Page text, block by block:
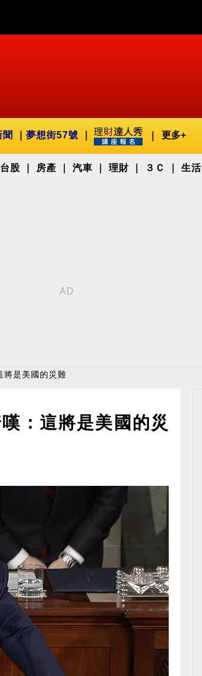
夢想街57號 更多+
台股 房產 汽車 理財 ３Ｃ 生活
將是美國的災難
：這將是美國的災